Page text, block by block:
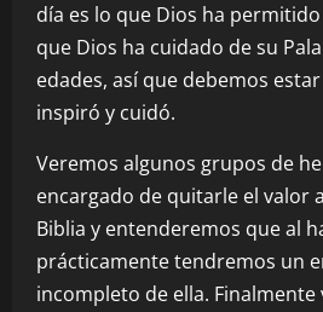
día es lo que Dios ha
que Dios ha cuidado de su
edades, así que debemos
inspiró y cuidó.
Veremos algunos grupos de
encargado de quitarle el valor
Biblia y entenderemos que al
prácticamente tendremos un
incompleto de ella. Finalmente